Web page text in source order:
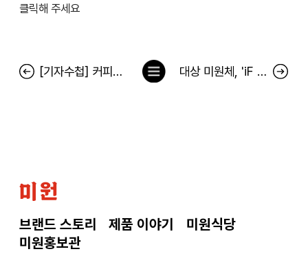
클릭해 주세요
[기자수첩] 커피믹스는 첨가물 빼면 안되나 대상 미원체, 'iF 디자인 어워드 2023' 커뮤니케이션 부문 수상
목
브랜드 스토리 제품 이야기
미원식당
미원홍보관
미